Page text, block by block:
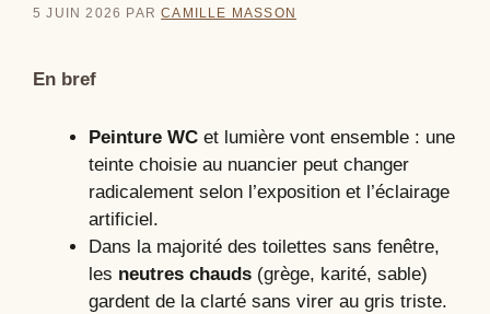
5 JUIN 2026 PARCAMILLE MASSON
En bref
Peinture WC et lumière vont ensemble : une
teinte choisie au nuancier peut changer
radicalement selon l’exposition et l’éclairage
artificiel.
Dans la majorité des toilettes sans fenêtre,
les neutres chauds (grège, karité, sable)
gardent de la clarté sans virer au gris triste.